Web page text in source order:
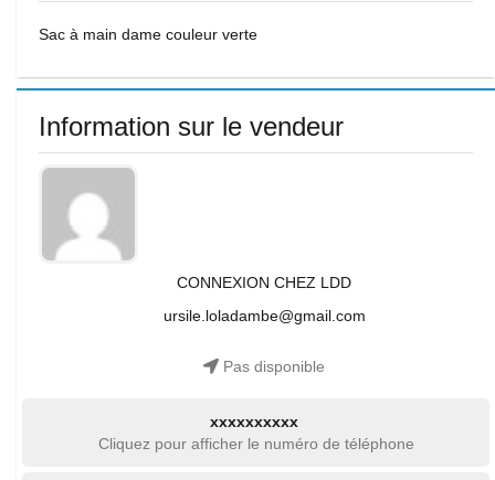
Sac à main dame couleur verte
Information sur le vendeur
CONNEXION CHEZ LDD
ursile.loladambe@gmail.com
Pas disponible
xxxxxxxxxx
Cliquez pour afficher le numéro de téléphone